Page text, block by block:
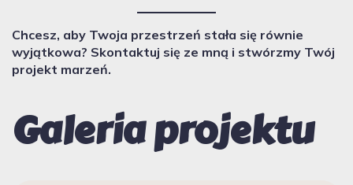
Chcesz, aby Twoja przestrzeń stała się równie
wyjątkowa? Skontaktuj się ze mną i stwórzmy Twój
projekt marzeń.
Galeria projektu